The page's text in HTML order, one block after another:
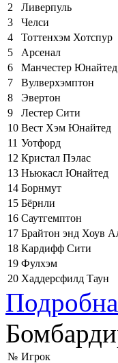
2
Ливерпуль
3
Челси
4
Тоттенхэм Хотспур
5
Арсенал
6
Манчестер Юнайтед
7
Вулверхэмптон
8
Эвертон
9
Лестер Сити
10 Вест Хэм Юнайтед
11 Уотфорд
12 Кристал Пэлас
13 Ньюкасл Юнайтед
14 Борнмут
15 Бёрнли
16 Саутгемптон
17 Брайтон энд Хоув
18 Кардифф Сити
19 Фулхэм
20 Хаддерсфилд Таун
№ Игрок